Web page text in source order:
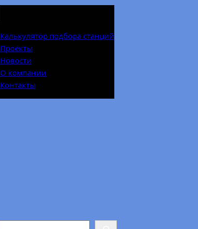
Калькулятор подбора станций
Проекты
Новости
О компании
Контакты